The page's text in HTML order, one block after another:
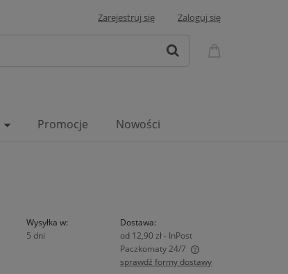
Zarejestruj się Zaloguj się
Promocje Nowości
Wysyłka w:
5 dni
Dostawa:
od 12,90 zł- InPost
Paczkomaty 24/7
sprawdź formy dostawy